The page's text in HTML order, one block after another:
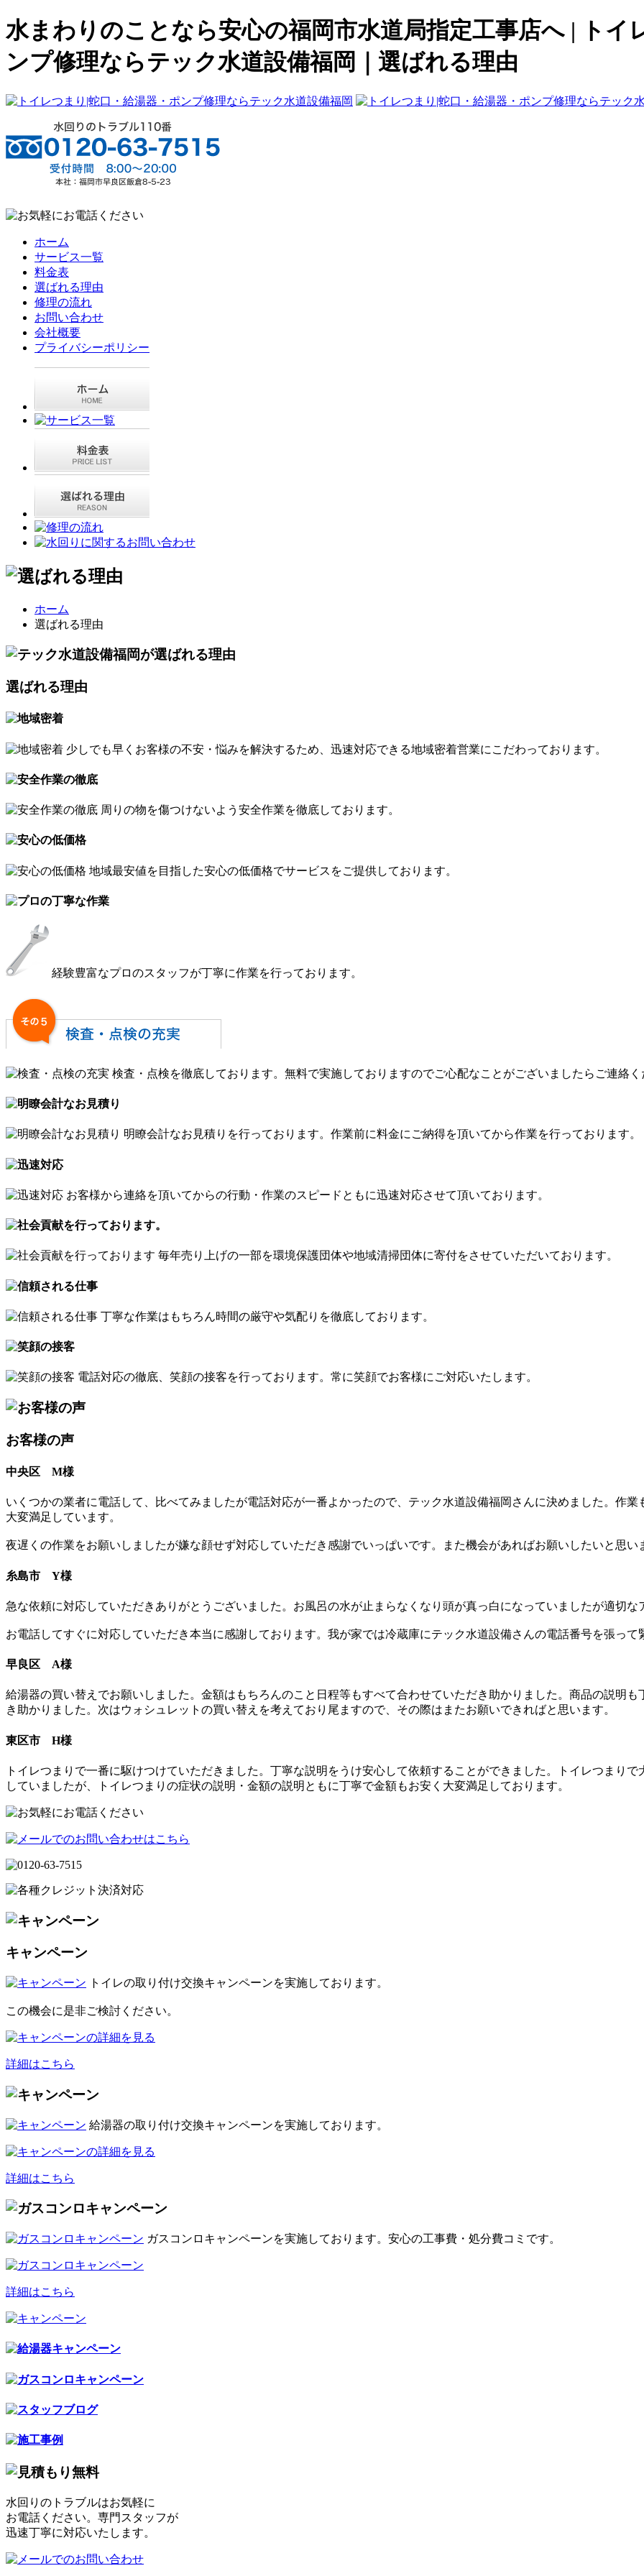
水まわりのことなら安心の福岡市水道局指定工事店へ | トイ
ンプ修理ならテック水道設備福岡｜選ばれる理由
ホーム
サービス一覧
料金表
選ばれる理由
修理の流れ
お問い合わせ
会社概要
プライバシーポリシー
ホーム
選ばれる理由
選ばれる理由
少しでも早くお客様の不安・悩みを解決するため、迅速対応できる地域密着営業にこだわっております。
周りの物を傷つけないよう安全作業を徹底しております。
地域最安値を目指した安心の低価格でサービスをご提供しております。
経験豊富なプロのスタッフが丁寧に作業を行っております。
検査・点検を徹底しております。無料で実施しておりますのでご心配なことがございましたらご連絡く
明瞭会計なお見積りを行っております。作業前に料金にご納得を頂いてから作業を行っております。
お客様から連絡を頂いてからの行動・作業のスピードともに迅速対応させて頂いております。
毎年売り上げの一部を環境保護団体や地域清掃団体に寄付をさせていただいております。
丁寧な作業はもちろん時間の厳守や気配りを徹底しております。
電話対応の徹底、笑顔の接客を行っております。常に笑顔でお客様にご対応いたします。
お客様の声
中央区 M様
いくつかの業者に電話して、比べてみましたが電話対応が一番よかったので、テック水道設備福岡さんに決めました。作
大変満足しています。
夜遅くの作業をお願いしましたが嫌な顔せず対応していただき感謝でいっぱいです。また機会があればお願いしたいと思
糸島市 Y様
急な依頼に対応していただきありがとうございました。お風呂の水が止まらなくなり頭が真っ白になっていましたが適切
お電話してすぐに対応していただき本当に感謝しております。我が家では冷蔵庫にテック水道設備さんの電話番号を張っ
早良区 A様
給湯器の買い替えでお願いしました。金額はもちろんのこと日程等もすべて合わせていただき助かりました。商品の説明
き助かりました。次はウォシュレットの買い替えを考えており尾ますので、その際はまたお願いできればと思います。
東区市 H様
トイレつまりで一番に駆けつけていただきました。丁寧な説明をうけ安心して依頼することができました。トイレつまり
していましたが、トイレつまりの症状の説明・金額の説明ともに丁寧で金額もお安く大変満足しております。
キャンペーン
トイレの取り付け交換キャンペーンを実施しております。
この機会に是非ご検討ください。
詳細はこちら
給湯器の取り付け交換キャンペーンを実施しております。
詳細はこちら
ガスコンロキャンペーンを実施しております。安心の工事費・処分費コミです。
詳細はこちら
水回りのトラブルはお気軽に
お電話ください。専門スタッフが
迅速丁寧に対応いたします。